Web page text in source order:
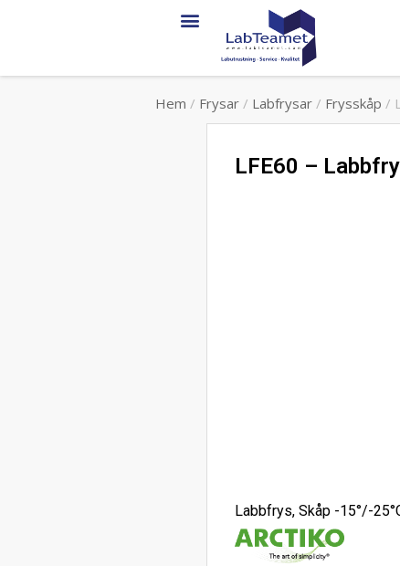
Hem / Frysar / Labfrysar / Frysskåp /
LFE60 –
Labbfrys, Skåp -15°/-